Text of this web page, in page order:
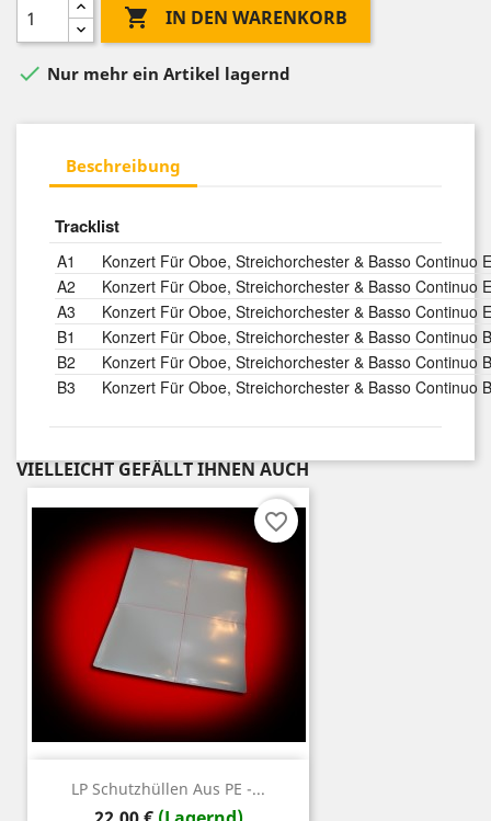
 IN DEN WARENKORB
 Nur mehr ein Artikel lagernd
Beschreibung
Tracklist
A1
Konzert Für Oboe, Streichorchester & Basso Continuo
A2
Konzert Für Oboe, Streichorchester & Basso Continuo
A3
Konzert Für Oboe, Streichorchester & Basso Continuo
B1
Konzert Für Oboe, Streichorchester & Basso Continuo
B2
Konzert Für Oboe, Streichorchester & Basso Continuo
B3
Konzert Für Oboe, Streichorchester & Basso Continuo
VIELLEICHT GEFÄLLT IHNEN AUCH
LP Schutzhüllen Aus PE -...
favorite_border